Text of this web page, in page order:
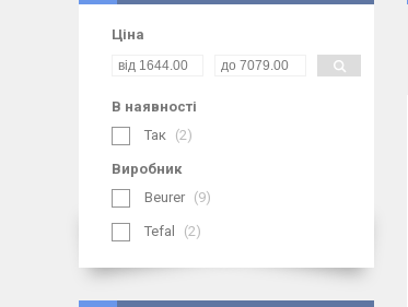
Ціна
В наявності
Так
2
Виробник
Beurer
9
Tefal 2